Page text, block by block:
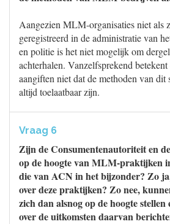
Aangezien MLM-organisaties niet als
geregistreerd in de administratie van
en politie is het niet mogelijk om
achterhalen. Vanzelfsprekend betekent
aangiften niet dat de methoden van dit
altijd toelaatbaar zijn.
Vraag 6
Zijn de Consumentenautoriteit en
op de hoogte van MLM-praktijken
die van ACN in het bijzonder? Zo
over deze praktijken? Zo nee,
zich dan alsnog op de hoogte
over de uitkomsten daarvan